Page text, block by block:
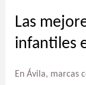
Las
infantiles
En Ávila, marcas